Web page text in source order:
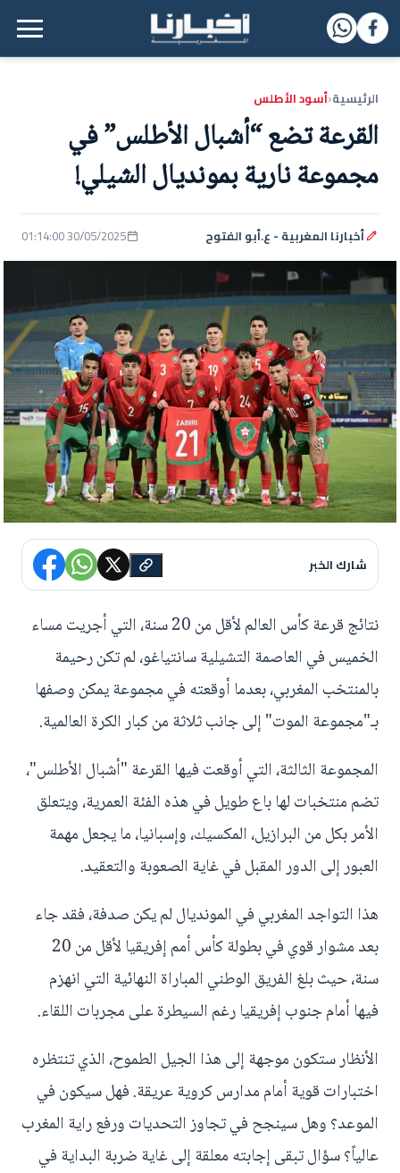
القائمة الرئيسية
الرئيسية‹أسود الأطلس
القرعة تضع “أشبال الأطلس” في
مجموعة نارية بمونديال الشيلي!
أخبارنا المغربية - ع.أبو الفتوح 30/05/2025 01:14:00
شارك الخبر
نتائج قرعة كأس العالم لأقل من 20 سنة، التي أجريت مساء
الخميس في العاصمة التشيلية سانتياغو، لم تكن رحيمة
بالمنتخب المغربي، بعدما أوقعته في مجموعة يمكن وصفها
بـ"مجموعة الموت" إلى جانب ثلاثة من كبار الكرة العالمية.
المجموعة الثالثة، التي أوقعت فيها القرعة "أشبال الأطلس"،
تضم منتخبات لها باع طويل في هذه الفئة العمرية، ويتعلق
الأمر بكل من البرازيل، المكسيك، وإسبانيا، ما يجعل مهمة
العبور إلى الدور المقبل في غاية الصعوبة والتعقيد.
هذا التواجد المغربي في المونديال لم يكن صدفة، فقد جاء
بعد مشوار قوي في بطولة كأس أمم إفريقيا لأقل من 20
سنة، حيث بلغ الفريق الوطني المباراة النهائية التي انهزم
فيها أمام جنوب إفريقيا رغم السيطرة على مجربات اللقاء.
الأنظار ستكون موجهة إلى هذا الجيل الطموح، الذي تنتظره
اختبارات قوية أمام مدارس كروية عريقة. فهل سيكون في
الموعد؟ وهل سينجح في تجاوز التحديات ورفع راية المغرب
عالياً؟ سؤال تبقى إجابته معلقة إلى غاية ضربة البداية في